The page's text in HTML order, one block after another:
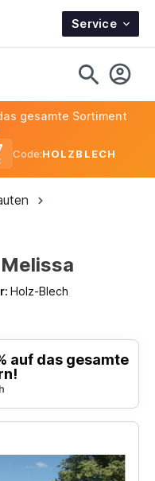
Service
gesamte Sortiment
Code:HOLZBLECH
Holz-Blech
auf das gesamte